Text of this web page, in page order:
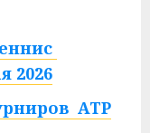
2026
ATP